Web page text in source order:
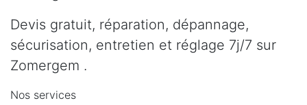
Devis gratuit, réparation, dépannage,
sécurisation, entretien et réglage 7j/7 sur
Zomergem .
Nos services